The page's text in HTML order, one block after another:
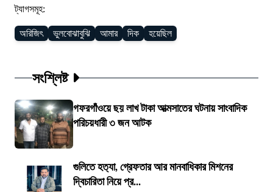
ট্যাগসমূহ:
অরিজিৎ ভুলবোঝাবুঝি আমার দিক হয়েছিল
সংশ্লিষ্ট
গফরগাঁওয়ে ছয় লাখ টাকা আত্মসাতের ঘটনায় সাংবাদিক
পরিচয়ধারী ৩ জন আটক
গুলিতে হত‍্যা, গ্রেফতার আর মানবাধিকার মিশনের
দ্বিচারিতা নিয়ে প্র...